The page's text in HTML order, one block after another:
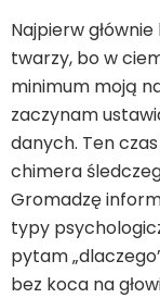
Najpierw
twarzy, bo w
minimum moją
zaczynam
danych. Ten
chimera
Gromadzę
typy
pytam
bez koca na